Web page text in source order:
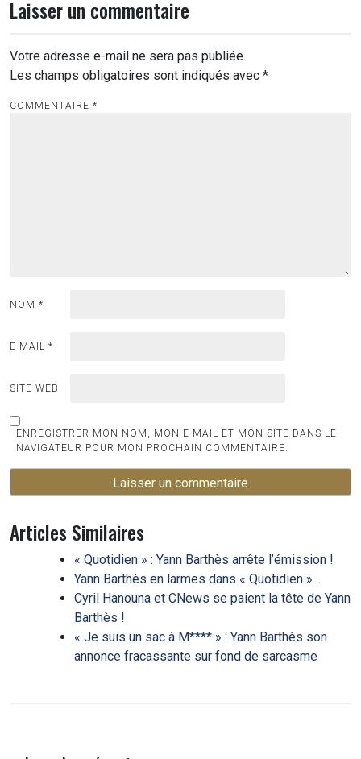
Laisser un commentaire
Votre adresse e-mail ne sera pas publiée.
Les champs obligatoires sont indiqués avec *
COMMENTAIRE *
NOM *
E-MAIL *
SITE WEB
ENREGISTRER MON NOM, MON E-MAIL ET MON SITE DANS LE
NAVIGATEUR POUR MON PROCHAIN COMMENTAIRE.
Articles Similaires
« Quotidien » : Yann Barthès arrête l’émission !
Yann Barthès en larmes dans « Quotidien »…
Cyril Hanouna et CNews se paient la tête de Yann
Barthès !
« Je suis un sac à M**** » : Yann Barthès son
annonce fracassante sur fond de sarcasme